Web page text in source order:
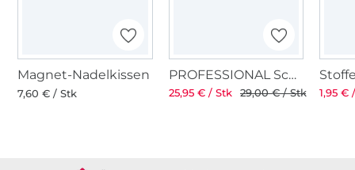
Magnet-Nadelkissen
7,60 € / Stk
PROFESSIONAL Schneiderschere 8" 21 cm
25,95 € / Stk 29,00 € / Stk 1,95 €